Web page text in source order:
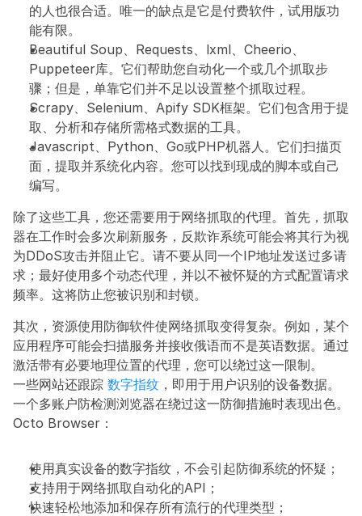
的人也很合适。唯一的缺点是它是付费软件，试用版功
能有限。
Beautiful Soup、Requests、lxml、Cheerio、
Puppeteer库。它们帮助您自动化一个或几个抓取步
骤；但是，单靠它们并不足以设置整个抓取过程。
Scrapy、Selenium、Apify SDK框架。它们包含用于提
取、分析和存储所需格式数据的工具。
Javascript、Python、Go或PHP机器人。它们扫描页
面，提取并系统化内容。您可以找到现成的脚本或自己
编写。
除了这些工具，您还需要用于网络抓取的代理。首先，抓取
器在工作时会多次刷新服务，反欺诈系统可能会将其行为视
为DDoS攻击并阻止它。请不要从同一个IP地址发送过多请
求；最好使用多个动态代理，并以不被怀疑的方式配置请求
频率。这将防止您被识别和封锁。
其次，资源使用防御软件使网络抓取变得复杂。例如，某个
应用程序可能会扫描服务并接收俄语而不是英语数据。通过
激活带有必要地理位置的代理，您可以绕过这一限制。
一些网站还跟踪 数字指纹 ，即用于用户识别的设备数据。
一个多账户防检测浏览器在绕过这一防御措施时表现出色。
Octo Browser：
使用真实设备的数字指纹，不会引起防御系统的怀疑；
支持用于网络抓取自动化的API；
快速轻松地添加和保存所有流行的代理类型；